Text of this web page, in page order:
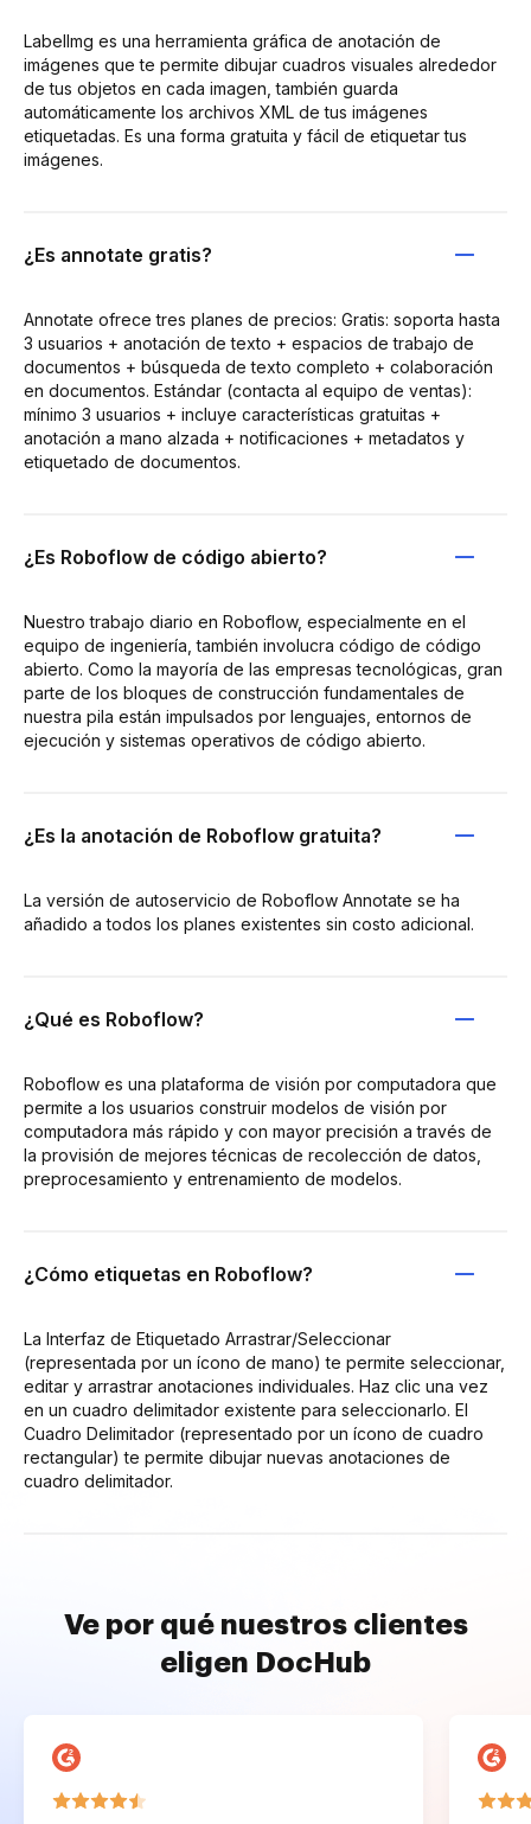
LabelImg es una herramienta gráfica de anotación de
imágenes que te permite dibujar cuadros visuales alrededor
de tus objetos en cada imagen, también guarda
automáticamente los archivos XML de tus imágenes
etiquetadas. Es una forma gratuita y fácil de etiquetar tus
imágenes.
¿Es annotate gratis?
Annotate ofrece tres planes de precios: Gratis: soporta hasta
3 usuarios + anotación de texto + espacios de trabajo de
documentos + búsqueda de texto completo + colaboración
en documentos. Estándar (contacta al equipo de ventas):
mínimo 3 usuarios + incluye características gratuitas +
anotación a mano alzada + notificaciones + metadatos y
etiquetado de documentos.
¿Es Roboflow de código abierto?
Nuestro trabajo diario en Roboflow, especialmente en el
equipo de ingeniería, también involucra código de código
abierto. Como la mayoría de las empresas tecnológicas, gran
parte de los bloques de construcción fundamentales de
nuestra pila están impulsados por lenguajes, entornos de
ejecución y sistemas operativos de código abierto.
¿Es la anotación de Roboflow gratuita?
La versión de autoservicio de Roboflow Annotate se ha
añadido a todos los planes existentes sin costo adicional.
¿Qué es Roboflow?
Roboflow es una plataforma de visión por computadora que
permite a los usuarios construir modelos de visión por
computadora más rápido y con mayor precisión a través de
la provisión de mejores técnicas de recolección de datos,
preprocesamiento y entrenamiento de modelos.
¿Cómo etiquetas en Roboflow?
La Interfaz de Etiquetado Arrastrar/Seleccionar
(representada por un ícono de mano) te permite seleccionar,
editar y arrastrar anotaciones individuales. Haz clic una vez
en un cuadro delimitador existente para seleccionarlo. El
Cuadro Delimitador (representado por un ícono de cuadro
rectangular) te permite dibujar nuevas anotaciones de
cuadro delimitador.
Ve por qué nuestros clientes
eligen DocHub